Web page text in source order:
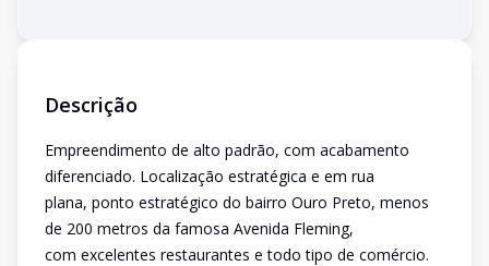
Descrição
Empreendimento de alto padrão, com acabamento
diferenciado. Localização estratégica e em rua
plana, ponto estratégico do bairro Ouro Preto, menos
de 200 metros da famosa Avenida Fleming,
com excelentes restaurantes e todo tipo de comércio.